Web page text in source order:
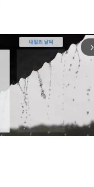
arrow_forward_ios